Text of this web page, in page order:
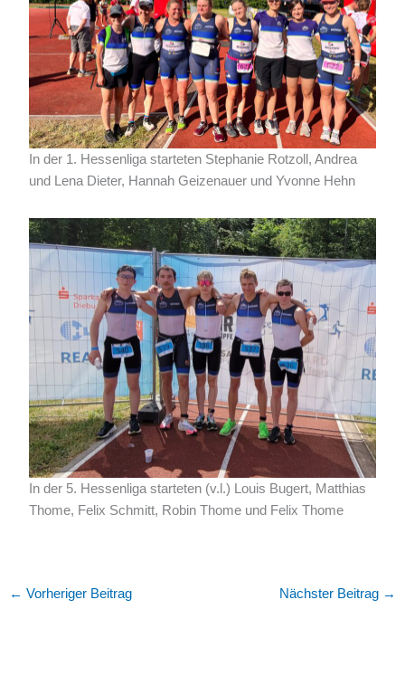
In der 1. Hessenliga starteten Stephanie Rotzoll, Andrea
und Lena Dieter, Hannah Geizenauer und Yvonne Hehn
In der 5. Hessenliga starteten (v.l.) Louis Bugert, Matthias
Thome, Felix Schmitt, Robin Thome und Felix Thome
← Vorheriger Beitrag Nächster Beitrag →